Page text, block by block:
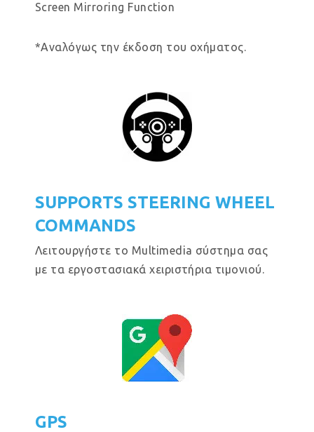
Screen Mirroring Function
*Αναλόγως την έκδοση του οχήματος.
SUPPORTS STEERING WHEEL
COMMANDS
Λειτουργήστε το Multimedia σύστημα σας
με τα εργοστασιακά χειριστήρια τιμονιού.
GPS